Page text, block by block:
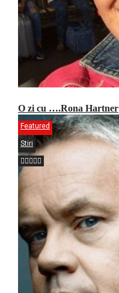
O zi cu ….Rona Hartner
Featured
Stiri